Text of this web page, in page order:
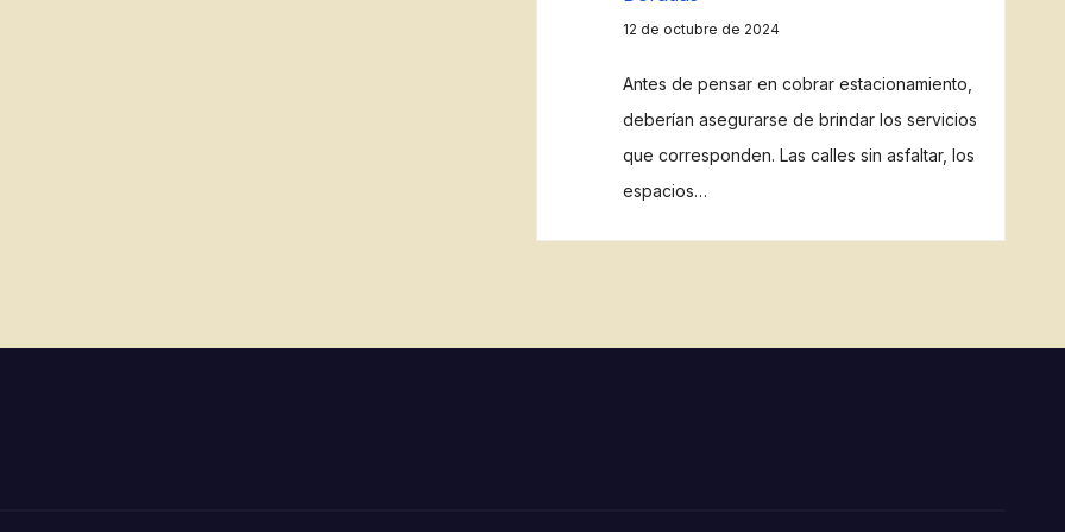
12 de octubre de 2024
Antes de pensar en cobrar estacionamiento,
deberían asegurarse de brindar los servicios
que corresponden. Las calles sin asfaltar, los
espacios…